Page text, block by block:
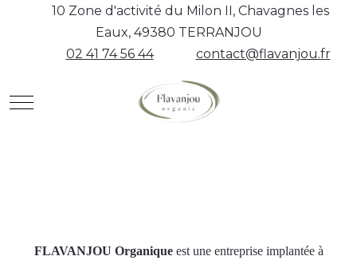
10 Zone d'activité du Milon II, Chavagnes les
Eaux, 49380 TERRANJOU
02 41 74 56 44
contact@flavanjou.fr
Mobile Menu Toggle
FLAVANJOU Organiqueest une entreprise implantée à